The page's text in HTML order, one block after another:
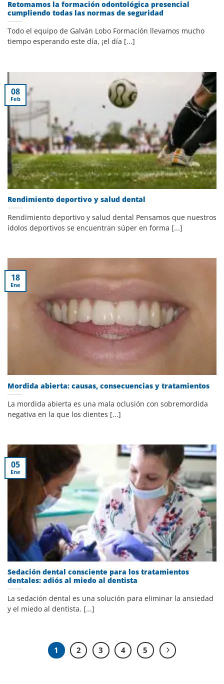
Retomamos la formación odontológica presencial
cumpliendo todas las normas de seguridad
Todo el equipo de Galván Lobo Formación llevamos mucho
tiempo esperando este día, ¡el día [...]
Rendimiento deportivo y salud dental
Rendimiento deportivo y salud dental Pensamos que nuestros
ídolos deportivos se encuentran súper en forma [...]
08
Feb
Mordida abierta: causas, consecuencias y tratamientos
La mordida abierta es una mala oclusión con sobremordida
negativa en la que los dientes [...]
18
Ene
Sedación dental consciente para los tratamientos
dentales: adiós al miedo al dentista
La sedación dental es una solución para eliminar la ansiedad
y el miedo al dentista. [...]
05
Ene
1 2 3 4 5